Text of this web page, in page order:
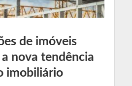
de imóveis
nova tendência
imobiliário